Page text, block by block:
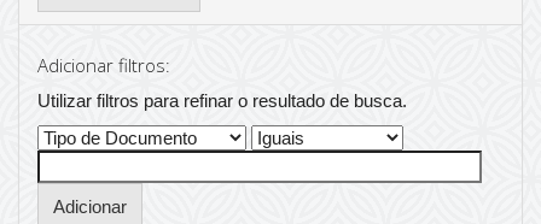
Adicionar filtros:
Utilizar filtros para refinar o resultado de busca.